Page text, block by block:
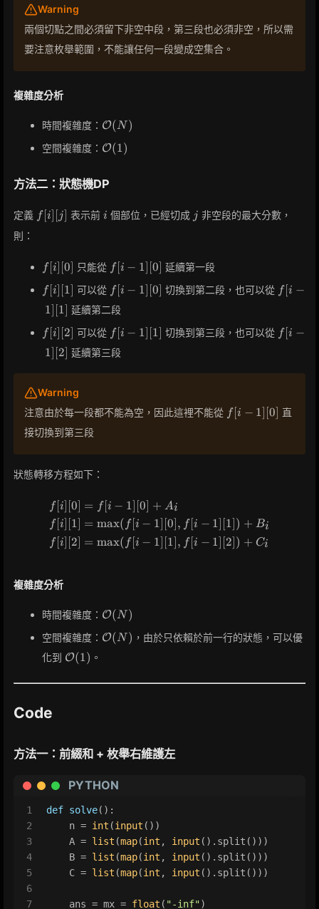
Warning
兩個切點之間必須留下非空中段，第三段也必須非空，所以需
要注意枚舉範圍，不能讓任何一段變成空集合。
複雜度分析
時間複雜度： \mathcal{O}
(N)
O(N )
空間複雜度： \mathcal{O}
O(1)
方法二：狀態機DP
定義 f[i]
[j]
f[ i j 表示前 i
i 個部位，已經切成 jj 非空段的最大分數，
則：
f[i]
[0]
f[i] [0] 只能從 f[i-
1]
[0]
f[i − 1] [0] 延續第一段
f[i]
[1]
f[i] [1] 可以從 f[i-
1]
[0]
f[i − 1] [0] 切換到第二段，也可以從 f[i-
1]
f[i −
1 1 延續第二段
f[i]
[2]
f[ i 2 可以從 f[i-
1]
[1]
f[ i − 1 1 切換到第三段，也可以從 f[i-
1]
f[ i −
1 2 延續第三段
Warning
注意由於每一段都不能為空，因此這裡不能從 f[i-
1]
f[i − 1] [0] 直
接切換到第三段
狀態轉移方程如下：
\begin{aligned} f[i][0] &=
f[i] [0]
f[ i 1
f[i] [2]
= f[i − 1] [0] + Ai
= max( f[ i − 1 [0 , f[ i − 1 1 ) + Bi
= max( f[i − 1] [1], f[i − 1] [2]) + Ci
複雜度分析
時間複雜度： \mathcal{O}
(N)
O(N )
空間複雜度： \mathcal{O}
O(N ) ，由於只依賴於前一行的狀態，可以優
化到 \mathcal{O}
O(1) 。
Code
方法一：前綴和 + 枚舉右維護左
PYTHON
1
2
3
4
5
6
7
def solve():
    n =
int (input ())
    A =
list (map(int , input ().split()))
    B =
list (map(int , input ().split()))
    C =
list (map(int , input ().split()))
    ans = mx =
float ( "-inf")